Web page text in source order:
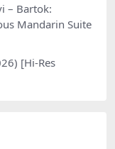
– Bartok:
Mandarin Suite
[Hi-Res